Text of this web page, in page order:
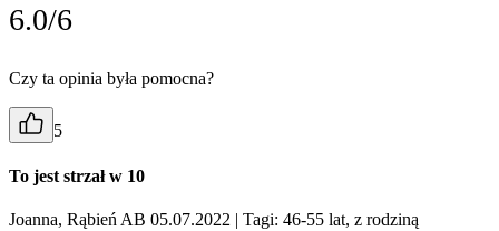
6.0/6
Czy ta opinia była pomocna?
5
To jest strzał w 10
Joanna, Rąbień AB 05.07.2022 | Tagi: 46-55 lat, z rodziną